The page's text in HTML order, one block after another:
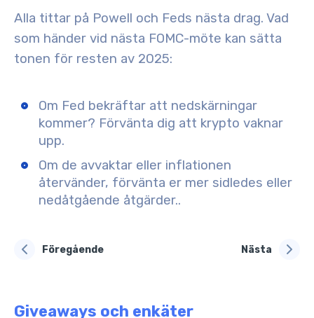
Alla tittar på Powell och Feds nästa drag. Vad
som händer vid nästa FOMC-möte kan sätta
tonen för resten av 2025:
Om Fed bekräftar att nedskärningar
kommer? Förvänta dig att krypto vaknar
upp.
Om de avvaktar eller inflationen
återvänder, förvänta er mer sidledes eller
nedåtgående åtgärder..
Föregående Nästa
Giveaways och enkäter